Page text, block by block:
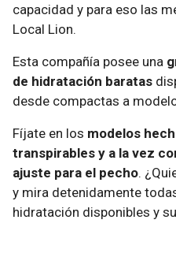
capacidad y para eso las
Local Lion.
Esta compañía posee una
de hidratación baratas
desde compactas a
Fíjate en los modelos
transpirables y a la vez
ajuste para el pecho.
y mira detenidamente
hidratación disponibles y